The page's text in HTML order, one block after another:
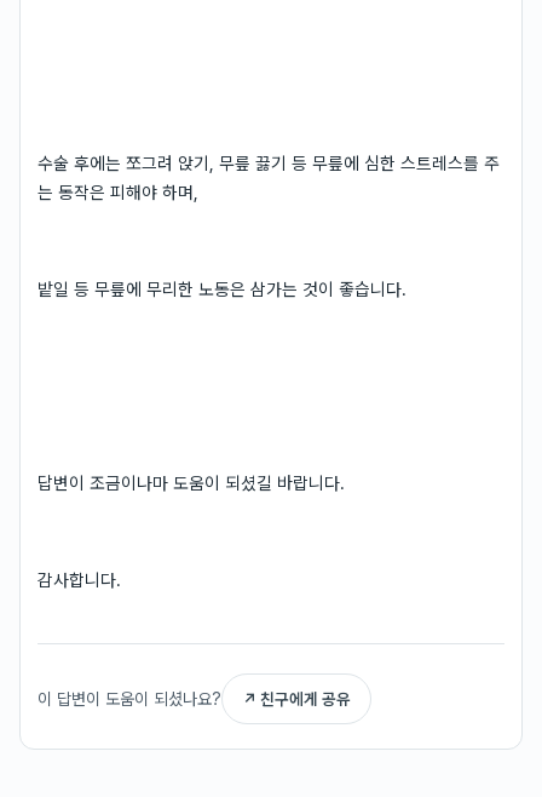
수술 후에는 쪼그려 앉기, 무릎 끓기 등 무릎에 심한 스트레스를 주
는 동작은 피해야 하며,
밭일 등 무릎에 무리한 노동은 삼가는 것이 좋습니다.
답변이 조금이나마 도움이 되셨길 바랍니다.
감사합니다.
이 답변이 도움이 되셨나요? ↗ 친구에게 공유